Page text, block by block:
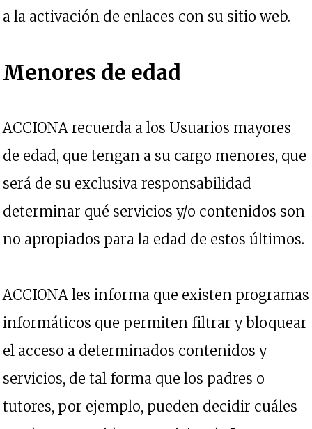
a la activación de enlaces con su sitio web.
Menores de edad
ACCIONA recuerda a los Usuarios mayores
de edad, que tengan a su cargo menores, que
será de su exclusiva responsabilidad
determinar qué servicios y/o contenidos son
no apropiados para la edad de estos últimos.
ACCIONA les informa que existen programas
informáticos que permiten filtrar y bloquear
el acceso a determinados contenidos y
servicios, de tal forma que los padres o
tutores, por ejemplo, pueden decidir cuáles